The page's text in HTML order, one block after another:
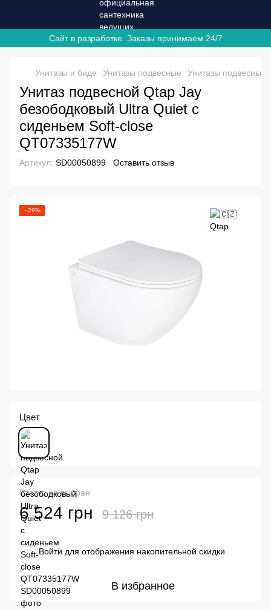
Сайт в разработке. Заказы принимаем 24/7
Унитазы и биде Унитазы подвесные Унитазы
Унитаз подвесной Qtap Jay
безободковый Ultra Quiet с
сиденьем Soft-close
QT07335177W
Артикул: SD00050899 Оставить отзыв
−29%
Цвет
Статус не выбран
6 524 грн 9 126 грн
% Войти для отображения накопительной скидки
В избранное